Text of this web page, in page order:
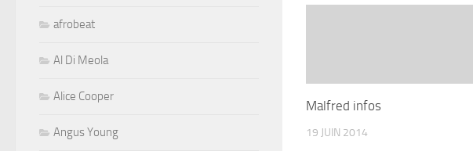
Malfred infos
19 JUIN 2014
afrobeat
Al Di Meola
Alice Cooper
Angus Young